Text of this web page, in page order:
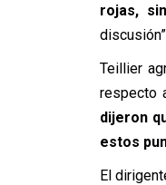
rojas,
Teillier
respecto
dijeron
estos
El